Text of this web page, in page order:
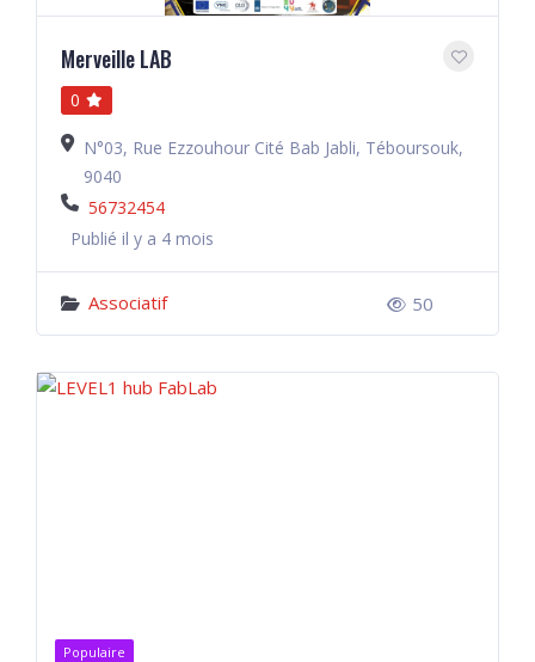
Merveille LAB
0
N°03, Rue Ezzouhour Cité Bab Jabli, Téboursouk,
9040
56732454
Publié il y a 4 mois
Associatif 50
Populaire